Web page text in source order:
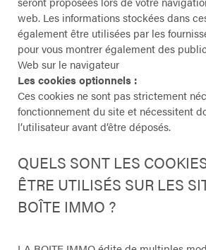
web. Les informations stockées dans
également être utilisées par les
pour vous montrer également des
Web sur le navigateur
Les cookies optionnels :
Ces cookies ne sont pas strictement
fonctionnement du site et nécessitent
l’utilisateur avant d’être déposés.
QUELS SONT LES
ÊTRE UTILISÉS SUR LES
BOÎTE IMMO ?